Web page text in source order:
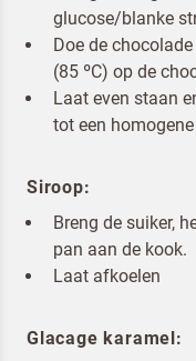
glucose/blanke
Doe de
(85 ºC) op de
Laat even staan
tot een
Siroop:
Breng de suiker,
pan aan de kook.
Laat afkoelen
Glacage karamel:
Om spam te
Door op versturen te